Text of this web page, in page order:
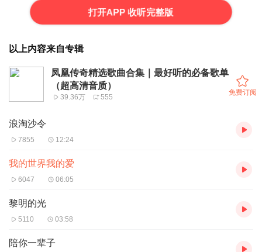
打开APP 收听完整版
以上内容来自专辑
凤凰传奇精选歌曲合集｜最好听的必备歌单
（超高清音质）
39.36万 555
免费订阅
浪淘沙令
7855 12:24
我的世界我的爱
6047 06:05
黎明的光
5110 03:58
陪你一辈子